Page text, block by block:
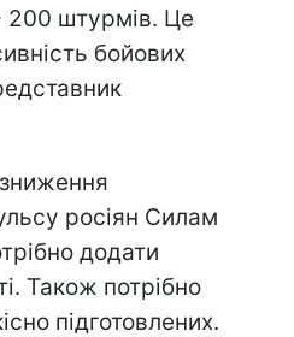
200 штурмів. Це
бойових
росіян Силам
додати
Також потрібно
підготовлених.